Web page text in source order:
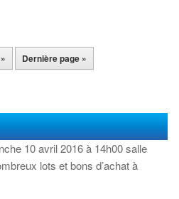
» Dernière page »
10 avril 2016 à 14h00 salle
lots et bons d’achat à